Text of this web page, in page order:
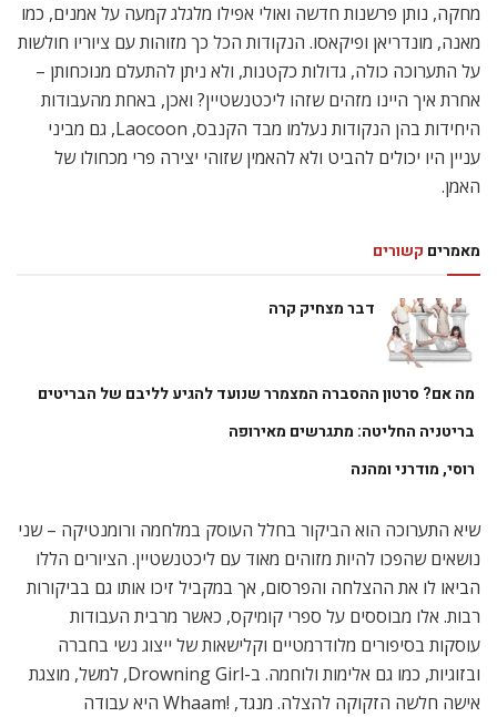
מחקה, נותן פרשנות חדשה ואולי אפילו מלגלג קמעה על אמנים, כמו
מאנה, מונדריאן ופיקאסו. הנקודות הכל כך מזוהות עם ציוריו חולשות
על התערוכה כולה, גדולות כקטנות, ולא ניתן להתעלם מנוכחותן –
אחרת איך היינו מזהים שזהו ליכטנשטיין? ואכן, באחת מהעבודות
היחידות בהן הנקודות נעלמו מבד הקנבס, Laocoon, גם מביני
עניין היו יכולים להביט ולא להאמין שזוהי יצירה פרי מכחולו של
האמן.
מאמרים קשורים
דבר מצחיק קרה
מה אם? סרטון ההסברה המצמרר שנועד להגיע לליבם של הבריטים
בריטניה החליטה: מתגרשים מאירופה
רוסי, מודרני ומהנה
שיא התערוכה הוא הביקור בחלל העוסק במלחמה ורומנטיקה – שני
נושאים שהפכו להיות מזוהים מאוד עם ליכטנשטיין. הציורים הללו
הביאו לו את ההצלחה והפרסום, אך במקביל זיכו אותו גם בביקורות
רבות. אלו מבוססים על ספרי קומיקס, כאשר מרבית העבודות
עוסקות בסיפורים מלודרמטיים וקלישאות של ייצוג נשי בחברה
ובזוגיות, כמו גם אלימות ולוחמה. ב-Drowning Girl, למשל, מוצגת
אישה חלשה הזקוקה להצלה. מנגד, !Whaam היא עבודה